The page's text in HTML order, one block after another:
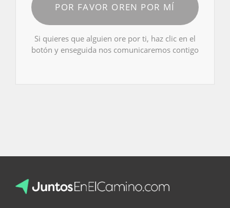
POR FAVOR OREN POR MÍ
Si quieres que alguien ore por ti, haz clic en el
botón y enseguida nos comunicaremos contigo